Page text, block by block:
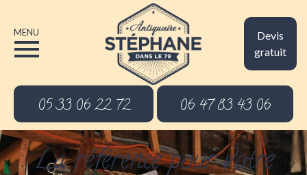
Devis
gratuit
MENU
05 33 06 22 72 06 47 83 43 06
La référence pour votre